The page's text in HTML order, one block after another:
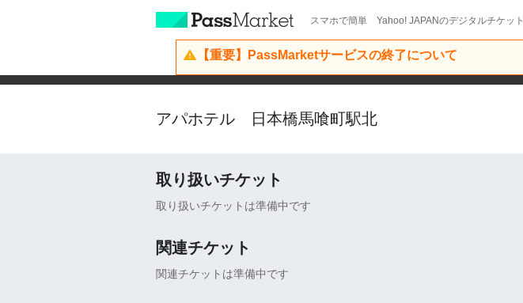
スマホで簡単 Yahoo! JAPANのデジタルチケット
【重要】PassMarketサービスの終了について
アパホテル 日本橋馬喰町駅北
取り扱いチケット
取り扱いチケットは準備中です
関連チケット
関連チケットは準備中です